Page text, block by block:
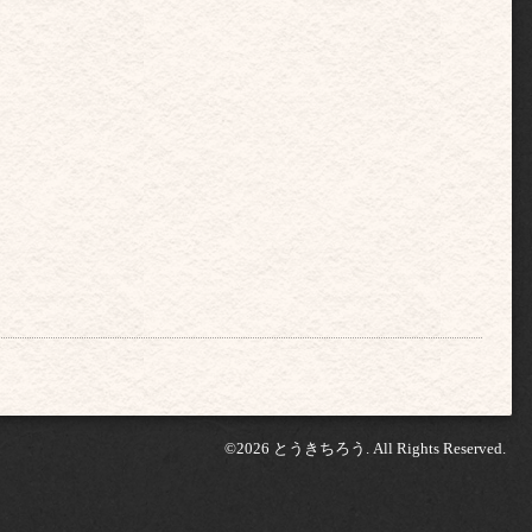
©2026 とうきちろう . All Rights Reserved.